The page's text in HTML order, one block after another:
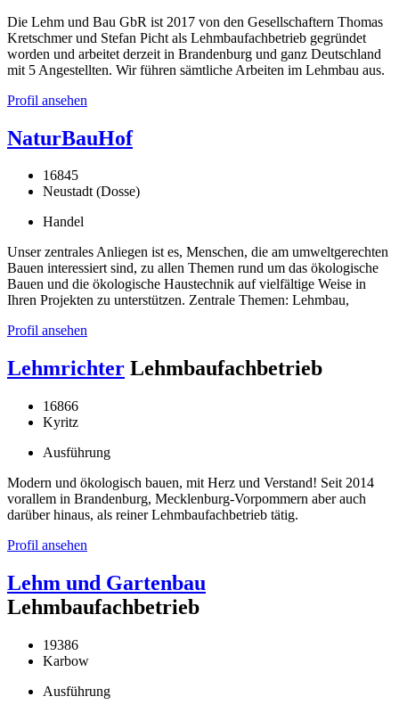
Die Lehm und Bau GbR ist 2017 von den Gesellschaftern Thomas
Kretschmer und Stefan Picht als Lehmbaufachbetrieb gegründet
worden und arbeitet derzeit in Brandenburg und ganz Deutschland
mit 5 Angestellten. Wir führen sämtliche Arbeiten im Lehmbau aus.
Profil ansehen
NaturBauHof
16845
Neustadt (Dosse)
Handel
Unser zentrales Anliegen ist es, Menschen, die am umweltgerechten
Bauen interessiert sind, zu allen Themen rund um das ökologische
Bauen und die ökologische Haustechnik auf vielfältige Weise in
Ihren Projekten zu unterstützen. Zentrale Themen: Lehmbau,
Profil ansehen
Lehmrichter Lehmbaufachbetrieb
16866
Kyritz
Ausführung
Modern und ökologisch bauen, mit Herz und Verstand! Seit 2014
vorallem in Brandenburg, Mecklenburg-Vorpommern aber auch
darüber hinaus, als reiner Lehmbaufachbetrieb tätig.
Profil ansehen
Lehm und Gartenbau
Lehmbaufachbetrieb
19386
Karbow
Ausführung